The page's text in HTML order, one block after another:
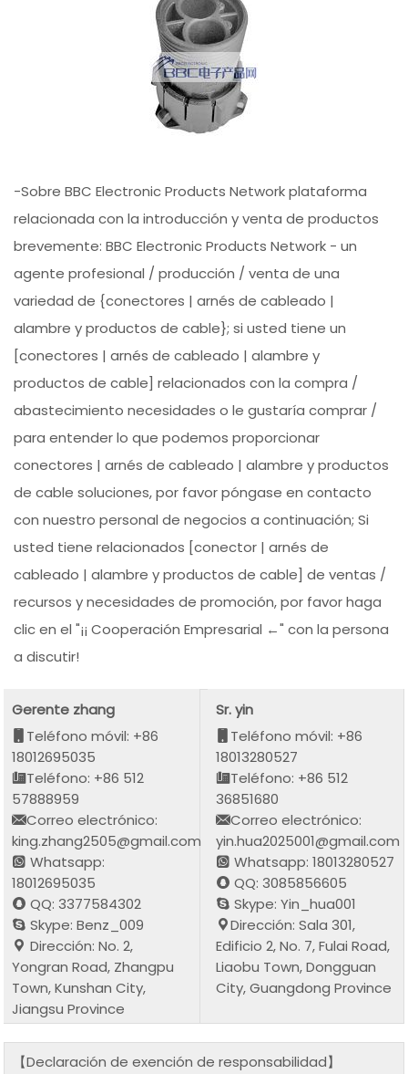
-Sobre BBC Electronic Products Network plataforma
relacionada con la introducción y venta de productos
brevemente: BBC Electronic Products Network - un
agente profesional / producción / venta de una
variedad de {conectores | arnés de cableado |
alambre y productos de cable}; si usted tiene un
[conectores | arnés de cableado | alambre y
productos de cable] relacionados con la compra /
abastecimiento necesidades o le gustaría comprar /
para entender lo que podemos proporcionar
conectores | arnés de cableado | alambre y productos
de cable soluciones, por favor póngase en contacto
con nuestro personal de negocios a continuación; Si
usted tiene relacionados [conector | arnés de
cableado | alambre y productos de cable] de ventas /
recursos y necesidades de promoción, por favor haga
clic en el "¡¡ Cooperación Empresarial ←" con la persona
a discutir!
Gerente zhang
Teléfono móvil: +86
18012695035
Teléfono: +86 512
57888959
Correo electrónico:
king.zhang2505@gmail.com
Whatsapp:
18012695035
QQ: 3377584302
Skype: Benz_009
Dirección: No. 2,
Yongran Road, Zhangpu
Town, Kunshan City,
Jiangsu Province
Sr. yin
Teléfono móvil: +86
18013280527
Teléfono: +86 512
36851680
Correo electrónico:
yin.hua2025001@gmail.com
Whatsapp: 18013280527
QQ: 3085856605
Skype: Yin_hua001
Dirección: Sala 301,
Edificio 2, No. 7, Fulai Road,
Liaobu Town, Dongguan
City, Guangdong Province
【Declaración de exención de responsabilidad】